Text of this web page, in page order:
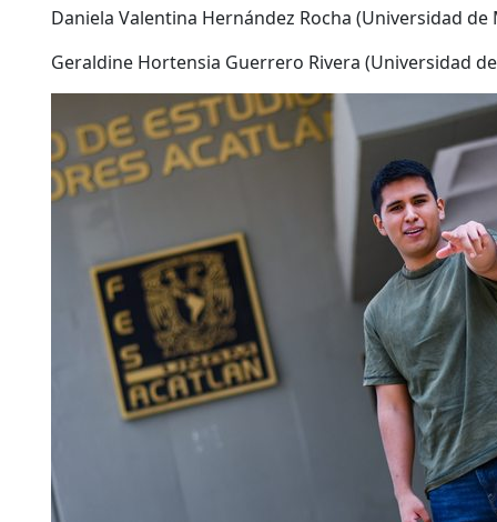
Daniela Valentina Hernández Rocha (Universidad
Geraldine Hortensia Guerrero Rivera (Universidad